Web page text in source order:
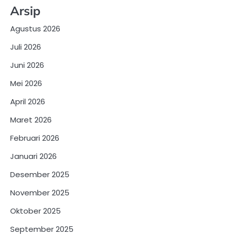
Arsip
Agustus 2026
Juli 2026
Juni 2026
Mei 2026
April 2026
Maret 2026
Februari 2026
Januari 2026
Desember 2025
November 2025
Oktober 2025
September 2025